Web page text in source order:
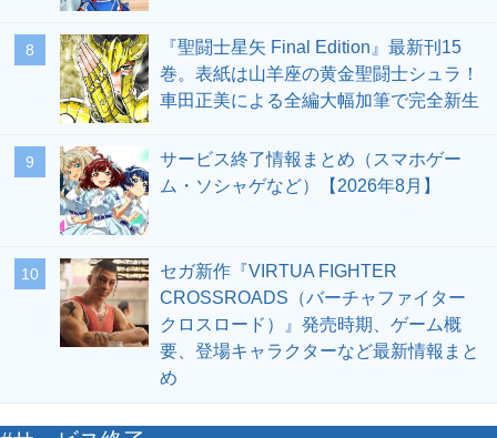
8
『聖闘士星矢 Final Edition』最新刊15
巻。表紙は山羊座の黄金聖闘士シュラ！
車田正美による全編大幅加筆で完全新生
9
サービス終了情報まとめ（スマホゲー
ム・ソシャゲなど）【2026年8月】
10
セガ新作『VIRTUA FIGHTER
CROSSROADS（バーチャファイター
クロスロード）』発売時期、ゲーム概
要、登場キャラクターなど最新情報まと
め